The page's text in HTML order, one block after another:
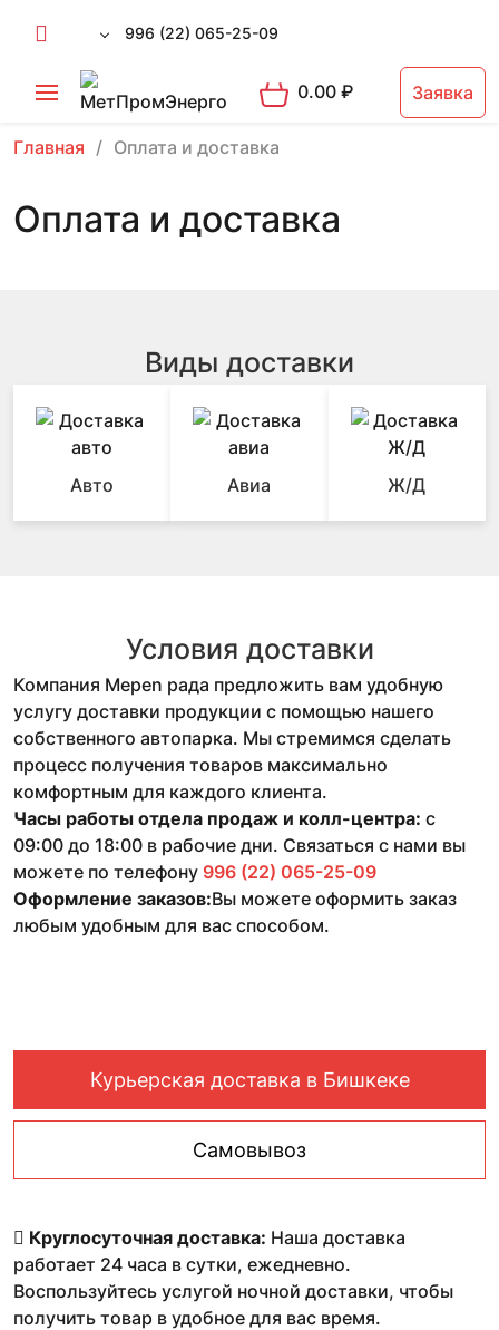
996 (22) 065-25-09
0.00₽ Заявка
Главная Оплата и доставка
Оплата и доставка
Виды доставки
Авто Авиа Ж/Д
Условия доставки
Компания Mepen рада предложить вам удобную
услугу доставки продукции с помощью нашего
собственного автопарка. Мы стремимся сделать
процесс получения товаров максимально
комфортным для каждого клиента.
Часы работы отдела продаж и колл-центра: с
09:00 до 18:00 в рабочие дни. Связаться с нами вы
можете по телефону 996 (22) 065-25-09
Оформление заказов:Вы можете оформить заказ
любым удобным для вас способом.
Курьерская доставка в Бишкеке
Самовывоз
Круглосуточная доставка: Наша доставка
работает 24 часа в сутки, ежедневно.
Воспользуйтесь услугой ночной доставки, чтобы
получить товар в удобное для вас время.